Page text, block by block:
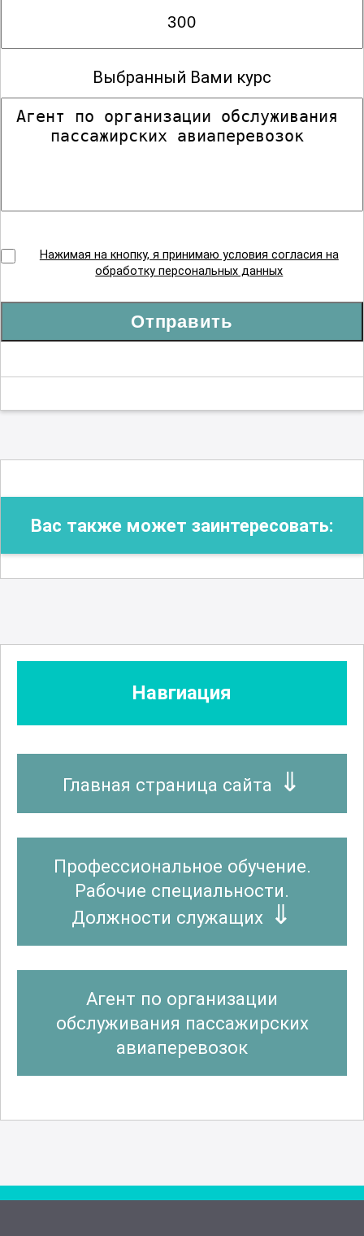
Выбранный Вами курс
Нажимая на кнопку, я принимаю условия согласия на
обработку персональных данных
Отправить
Вас также может заинтересовать:
Навгиация
Главная страница сайта
Профессиональное обучение.
Рабочие специальности.
Должности служащих
Агент по организации
обслуживания пассажирских
авиаперевозок